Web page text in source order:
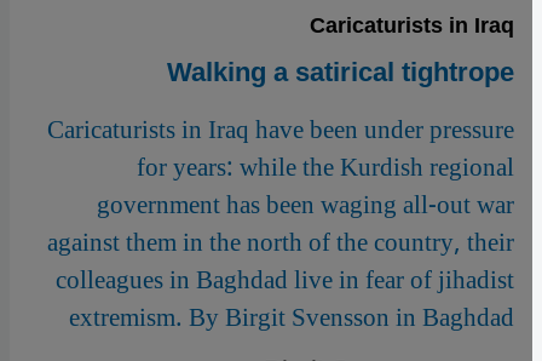
Caricaturists in Iraq
Walking a satirical tightrope
Caricaturists in Iraq have been under pressure
for years: while the Kurdish regional
government has been waging all-out war
against them in the north of the country, their
colleagues in Baghdad live in fear of jihadist
extremism. By Birgit Svensson in Baghdad